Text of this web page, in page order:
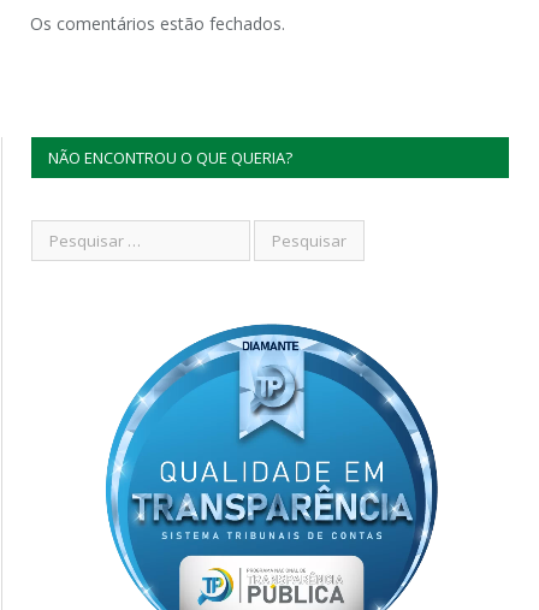
Os comentários estão fechados.
NÃO ENCONTROU O QUE QUERIA?